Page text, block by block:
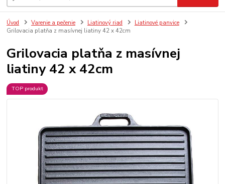
Úvod Varenie a pečenie Liatinový riad
Liatinové panvice
Grilovacia platňa z masívnej liatiny 42 x 42cm
Grilovacia platňa z masívnej
liatiny 42 x 42cm
TOP produkt